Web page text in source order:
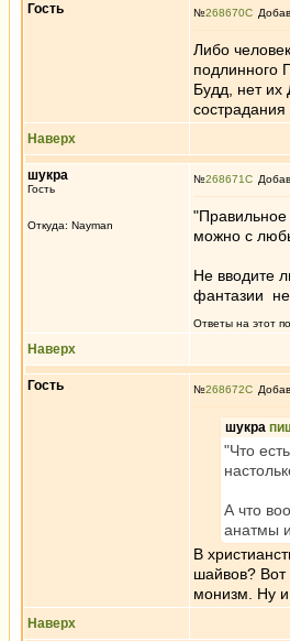
Гость №268670
Либо
подлинного
Будд, нет их
Наверх
шукра
Гость
Откуда: Nayman
№268671
"Правильное
можно с
Не вводите
фантазии не
Ответы на этот
Наверх
Гость №268672
шукра
"Что
А что
анатмы
В
шайвов?
монизм. Ну и
Наверх